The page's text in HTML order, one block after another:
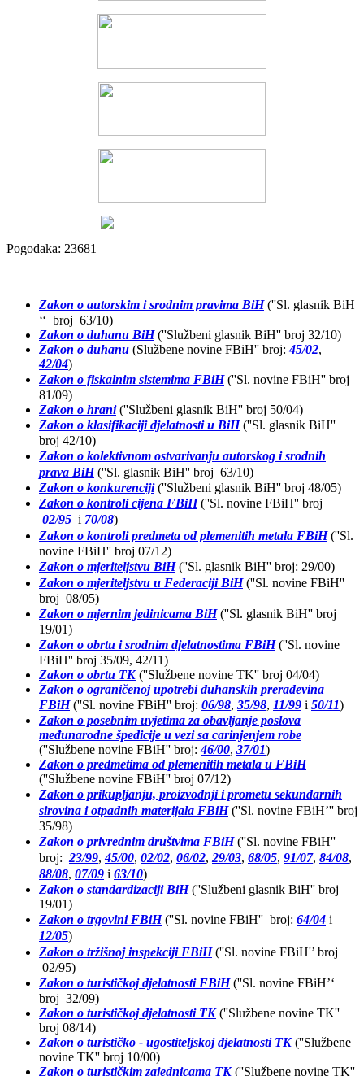
Pogodaka: 23681
Zakon o autorskim i srodnim pravima BiH(''Sl. glasnik BiH
‘‘ broj 63/10)
Zakon o duhanu BiH(''Službeni glasnik BiH'' broj 32/10)
Zakon o duhanu (Službene novine FBiH'' broj:45/02,
42/04)
Zakon o fiskalnim sistemima FBiH(''Sl. novine FBiH'' broj
81/09)
Zakon o hrani(''Službeni glasnik BiH'' broj 50/04)
Zakon o klasifikaciji djelatnosti u BiH(''Sl. glasnik BiH''
broj 42/10)
Zakon o kolektivnom ostvarivanju autorskog i srodnih
prava BiH(''Sl. glasnik BiH'' broj 63/10)
Zakon o konkurenciji(''Službeni glasnik BiH'' broj 48/05)
Zakon o kontroli cijena FBiH(''Sl. novine FBiH'' broj
02/95 i 70/08)
Zakon o kontroli predmeta od plemenitih metala FBiH(''Sl.
novine FBiH'' broj 07/12)
Zakon o mjeriteljstvu BiH(''Sl. glasnik BiH'' broj: 29/00)
Zakon o mjeriteljstvu u Federaciji BiH(''Sl. novine FBiH''
broj 08/05)
Zakon o mjernim jedinicama BiH(''Sl. glasnik BiH'' broj
19/01)
Zakon o obrtu i srodnim djelatnostima FBiH(''Sl. novine
FBiH'' broj 35/09, 42/11)
Zakon o obrtu TK(''Službene novine TK'' broj 04/04)
Zakon o ograničenoj upotrebi duhanskih prerađevina
FBiH(''Sl. novine FBiH'' broj: 06/98, 35/98, 11/99 i 50/11)
Zakon o posebnim uvjetima za obavljanje poslova
međunarodne špedicije u vezi sa carinjenjem robe
(''Službene novine FBiH'' broj:46/00, 37/01)
Zakon o predmetima od plemenitih metala u FBiH
(''Službene novine FBiH'' broj 07/12)
Zakon o prikupljanju, proizvodnji i prometu sekundarnih
sirovina i otpadnih materijala FBiH(''Sl. novine FBiH’'' broj
35/98)
Zakon o privrednim društvima FBiH(''Sl. novine FBiH''
broj:23/99,45/00, 02/02, 06/02,29/03, 68/05, 91/07, 84/08,
88/08, 07/09 i 63/10)
Zakon o standardizaciji BiH(''Službeni glasnik BiH'' broj
19/01)
Zakon o trgovini FBiH(''Sl. novine FBiH'' broj: 64/04 i
12/05)
Zakon o tržišnoj inspekciji FBiH(''Sl. novine FBiH'’ broj
02/95)
Zakon o turističkoj djelatnosti FBiH(''Sl. novine FBiH’‘
broj 32/09)
Zakon o turističkoj djelatnosti TK(''Službene novine TK''
broj 08/14)
Zakon o turističko - ugostiteljskoj djelatnosti TK(''Službene
novine TK'' broj 10/00)
Zakon o turističkim zajednicama TK (''Službene novine TK''